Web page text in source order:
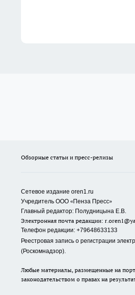
Обзорные статьи и пресс-релизы
Сетевое издание oren1.ru
Учредитель ООО «Пенза Пресс»
Главный редактор: Полудницына Е.В.
Электронная почта редакции:
Телефон редакции: +79648633133
Реестровая запись о регистрации
(Роскомнадзор).
Любые материалы, размещенные на
законодательством о правах на